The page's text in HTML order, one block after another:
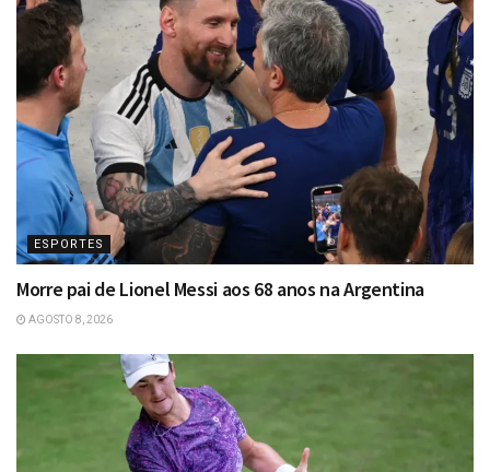
ESPORTES
Morre pai de Lionel Messi aos 68 anos na Argentina
AGOSTO 8, 2026